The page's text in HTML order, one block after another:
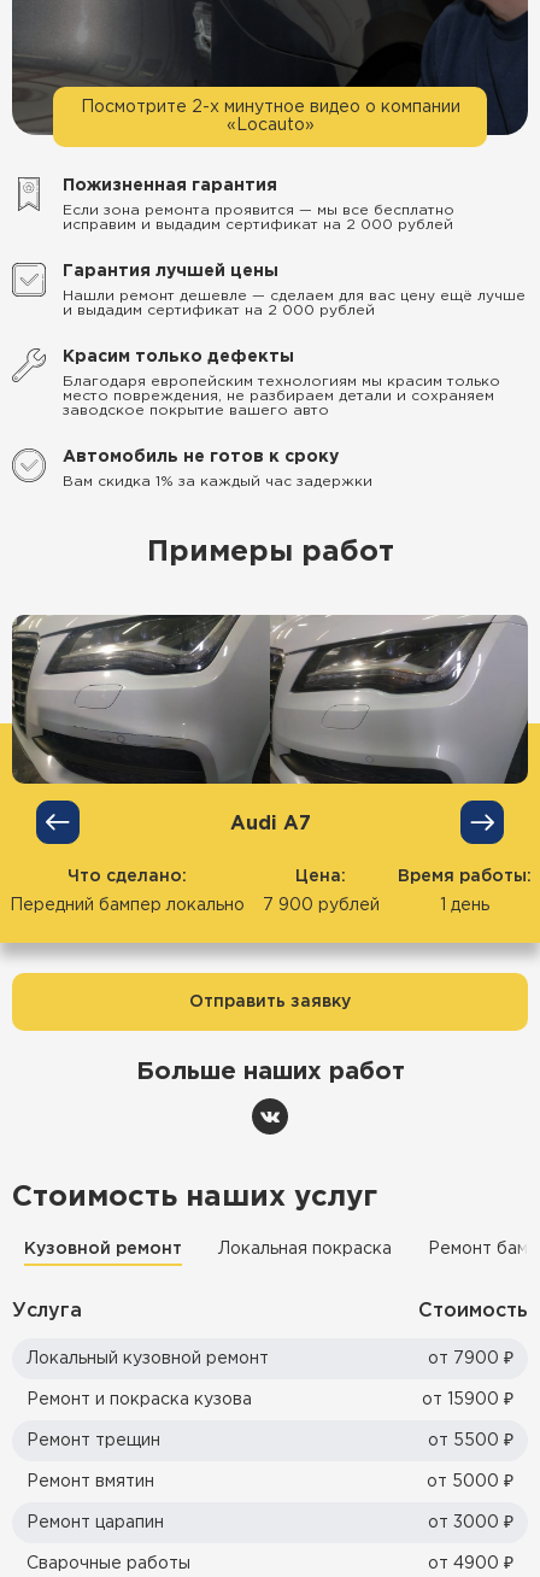
Посмотрите 2-х минутное видео о компании
«Locauto»
Пожизненная гарантия
Если зона ремонта проявится — мы все бесплатно
исправим и выдадим сертификат на 2 000 рублей
Гарантия лучшей цены
Нашли ремонт дешевле — сделаем для вас цену ещё лучше
и выдадим сертификат на 2 000 рублей
Красим только дефекты
Благодаря европейским технологиям мы красим только
место повреждения, не разбираем детали и сохраняем
заводское покрытие вашего авто
Автомобиль не готов к сроку
Вам скидка 1% за каждый час задержки
Примеры работ
Audi А7
Что сделано:
Передний бампер локально
Цена:
7 900 рублей
Время работы:
1 день
Отправить заявку
Больше наших работ
Стоимость наших услуг
Кузовной ремонт Локальная покраска Ремонт
Услуга Стоимость
Локальный кузовной ремонт от 7900 ₽
Ремонт и покраска кузова от 15900 ₽
Ремонт трещин от 5500 ₽
Ремонт вмятин от 5000 ₽
Ремонт царапин от 3000 ₽
Сварочные работы от 4900 ₽